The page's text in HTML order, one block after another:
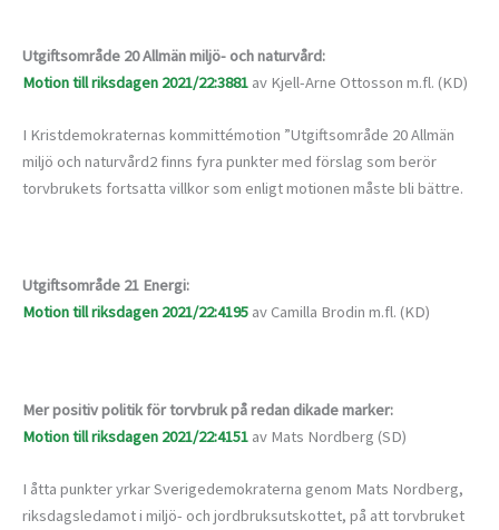
Utgiftsområde 20 Allmän miljö- och naturvård:
Motion till riksdagen 2021/22:3881 av Kjell-Arne Ottosson m.fl. (KD)
I Kristdemokraternas kommittémotion ”Utgiftsområde 20 Allmän
miljö och naturvård2 finns fyra punkter med förslag som berör
torvbrukets fortsatta villkor som enligt motionen måste bli bättre.
Utgiftsområde 21 Energi:
Motion till riksdagen 2021/22:4195 av Camilla Brodin m.fl. (KD)
Mer positiv politik för torvbruk på redan dikade marker:
Motion till riksdagen 2021/22:4151 av Mats Nordberg (SD)
I åtta punkter yrkar Sverigedemokraterna genom Mats Nordberg,
riksdagsledamot i miljö- och jordbruksutskottet, på att torvbruket